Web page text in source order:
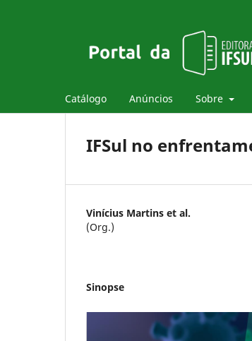
Catálogo Anúncios Sobre
IFSul no
Vinícius Martins et al.
(Org.)
Sinopse